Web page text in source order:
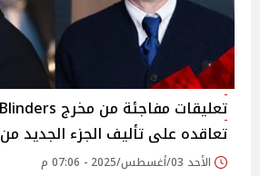
تعاقده على تأليف الجزء الجديد من James Bond
الأحد 03/أغسطس/2025 - 07:06 م